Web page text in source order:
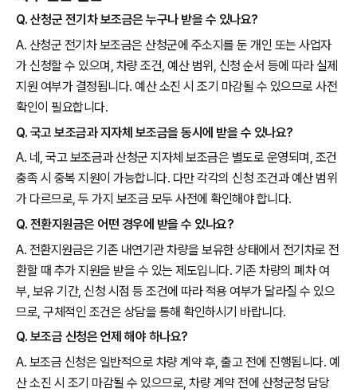
Q. 산청군 전기차 보조금은 누구나 받을 수 있나요?
A. 산청군 전기차 보조금은 산청군에 주소지를 둔 개인 또는 사업자
가 신청할 수 있으며, 차량 조건, 예산 범위, 신청 순서 등에 따라 실제
지원 여부가 결정됩니다. 예산 소진 시 조기 마감될 수 있으므로 사전
확인이 필요합니다.
Q. 국고 보조금과 지자체 보조금을 동시에 받을 수 있나요?
A. 네, 국고 보조금과 산청군 지자체 보조금은 별도로 운영되며, 조건
충족 시 중복 지원이 가능합니다. 다만 각각의 신청 조건과 예산 범위
가 다르므로, 두 가지 보조금 모두 사전에 확인해야 합니다.
Q. 전환지원금은 어떤 경우에 받을 수 있나요?
A. 전환지원금은 기존 내연기관 차량을 보유한 상태에서 전기차로 전
환할 때 추가 지원을 받을 수 있는 제도입니다. 기존 차량의 폐차 여
부, 보유 기간, 신청 시점 등 조건에 따라 적용 여부가 달라질 수 있으
므로, 구체적인 조건은 상담을 통해 확인하시기 바랍니다.
Q. 보조금 신청은 언제 해야 하나요?
A. 보조금 신청은 일반적으로 차량 계약 후, 출고 전에 진행됩니다. 예
산 소진 시 조기 마감될 수 있으므로, 차량 계약 전에 산청군청 담당